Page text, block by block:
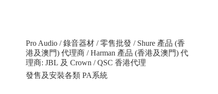
Pro Audio / 錄音器材 / 零售批發 / Shure 產品 (香
港及澳門) 代理商 / Harman 產品 (香港及澳門) 代
理商: JBL 及 Crown / QSC 香港代理
發售及安裝各類 PA系統